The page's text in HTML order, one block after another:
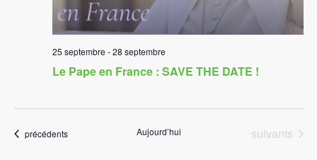
Le Pape en France : SAVE THE DATE !
25 septembre -28 septembre
Évènements
précédents Aujourd’hui Évènements
suivants